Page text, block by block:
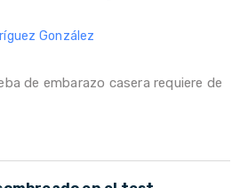
González
de embarazo casera requiere de